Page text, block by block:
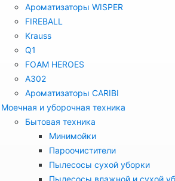
Ароматизаторы WISPER
FIREBALL
Krauss
Q1
FOAM HEROES
A302
Ароматизаторы CARIBI
Моечная и уборочная техника
Бытовая техника
Минимойки
Пароочистители
Пылесосы сухой уборки